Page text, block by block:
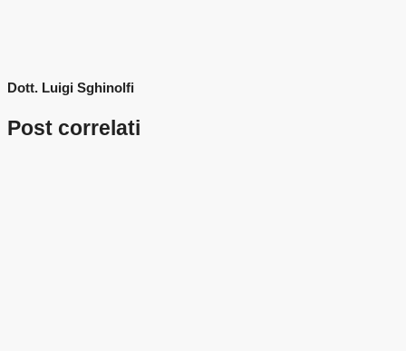
Dott. Luigi Sghinolfi
Post correlati